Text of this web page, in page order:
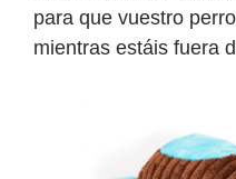
para que vuestro
mientras estáis fuera